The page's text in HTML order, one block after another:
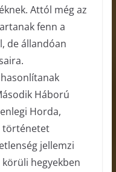
Attól még az
fenn a
de állandóan
Háború
Horda,
történetet
jellemzi
körüli hegyekben